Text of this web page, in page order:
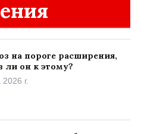
на пороге расширения,
ли он к этому?
2026 г.